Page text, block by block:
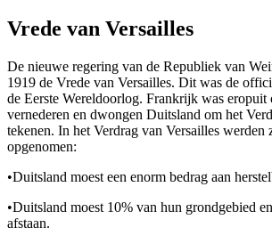
Vrede van Versailles
De nieuwe regering van de Republiek van
1919 de Vrede van Versailles. Dit was de
de Eerste Wereldoorlog. Frankrijk was eropuit
vernederen en dwongen Duitsland om het
tekenen. In het Verdrag van Versailles werden
opgenomen:
•Duitsland moest een enorm bedrag aan
•Duitsland moest 10% van hun grondgebied
afstaan.